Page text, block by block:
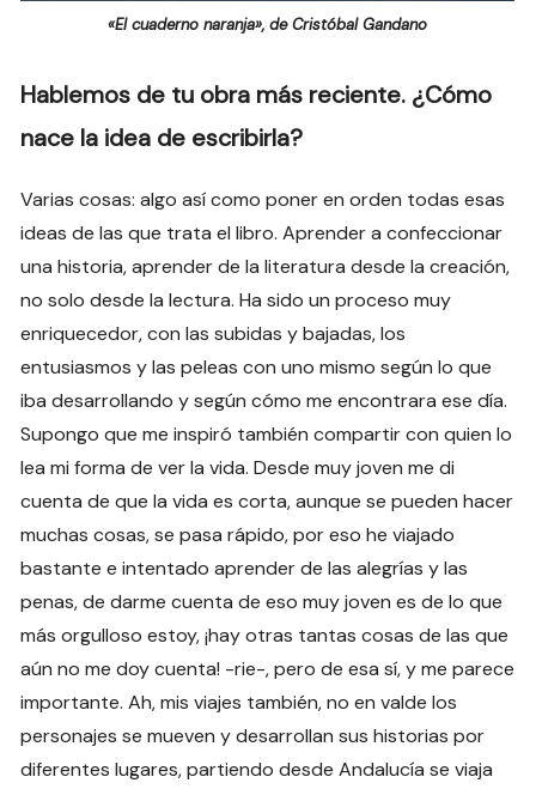
«El cuaderno naranja», de Cristóbal Gandano
Hablemos de tu obra más reciente. ¿Cómo
nace la idea de escribirla?
Varias cosas: algo así como poner en orden todas esas
ideas de las que trata el libro. Aprender a confeccionar
una historia, aprender de la literatura desde la creación,
no solo desde la lectura. Ha sido un proceso muy
enriquecedor, con las subidas y bajadas, los
entusiasmos y las peleas con uno mismo según lo que
iba desarrollando y según cómo me encontrara ese día.
Supongo que me inspiró también compartir con quien lo
lea mi forma de ver la vida. Desde muy joven me di
cuenta de que la vida es corta, aunque se pueden hacer
muchas cosas, se pasa rápido, por eso he viajado
bastante e intentado aprender de las alegrías y las
penas, de darme cuenta de eso muy joven es de lo que
más orgulloso estoy, ¡hay otras tantas cosas de las que
aún no me doy cuenta! -rie-, pero de esa sí, y me parece
importante. Ah, mis viajes también, no en valde los
personajes se mueven y desarrollan sus historias por
diferentes lugares, partiendo desde Andalucía se viaja